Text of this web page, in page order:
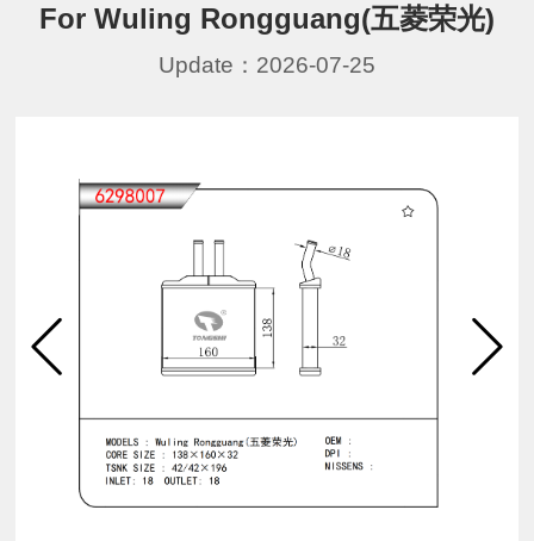
For Wuling Rongguang(五菱荣光)
Update：2026-07-25
Click